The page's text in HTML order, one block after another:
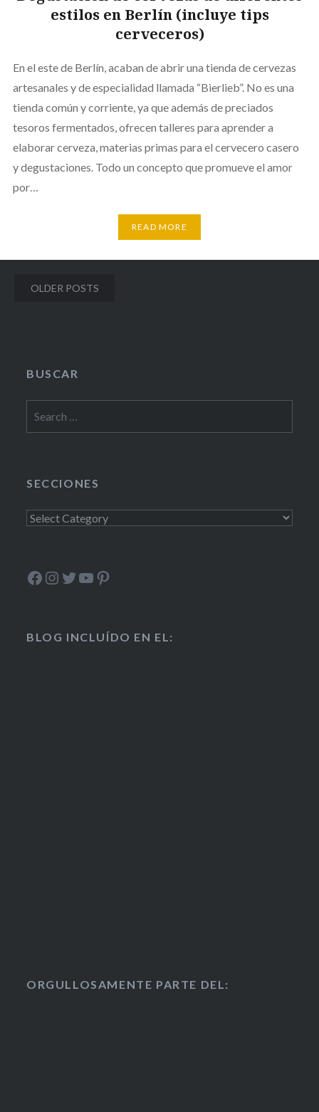
estilos en Berlín (incluye tips
cerveceros)
En el este de Berlín, acaban de abrir una tienda de cervezas
artesanales y de especialidad llamada “Bierlieb”. No es una
tienda común y corriente, ya que además de preciados
tesoros fermentados, ofrecen talleres para aprender a
elaborar cerveza, materias primas para el cervecero casero
y degustaciones. Todo un concepto que promueve el amor
por…
READ MORE
Posts
OLDER POSTS
BUSCAR
for:
SECCIONES
Secciones
Facebook
Instagram
Twitter
YouTube
Pinterest
BLOG INCLUÍDO EN EL:
ORGULLOSAMENTE PARTE DEL: